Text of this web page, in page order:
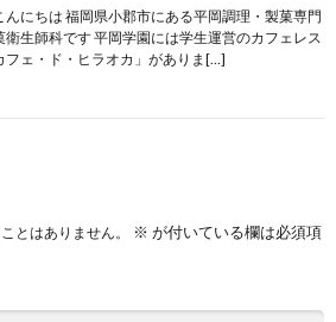
んにちは 福岡県小郡市にある平岡調理・製菓専門
生師科です 平岡学園には学生運営のカフェレス
フェ・ド・ヒラオカ」がありま[…]
とはありません。 ※ が付いている欄は必須項